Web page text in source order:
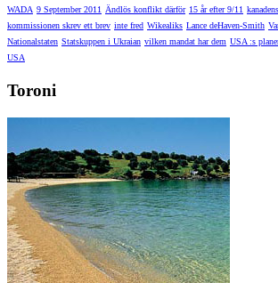
WADA 9 September 2011 Ändlös konflikt därför 15 år efter 9/11
kommissionen skrev ett brev inte fred Wikealiks Lance deHaven-Smith
Nationalstaten Statskuppen i Ukraian vilken mandat har dem USA :s
USA
Toroni